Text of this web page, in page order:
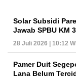
Solar Subsidi
Jawab SPBU KM
28 Juli 2026 | 10:12
Pamer Duit
Lana Belum